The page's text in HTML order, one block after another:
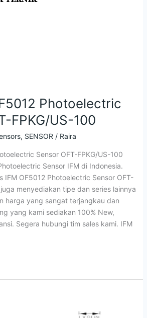
Photoelectric
FPKG/US-100
, SENSOR / Raira
Sensor OFT-FPKG/US-100
Sensor IFM di Indonesia.
IFM OF5012 Photoelectric Sensor OFT-
menyediakan tipe dan series lainnya
harga yang sangat terjangkau dan
yang kami sediakan 100% New,
Segera hubungi tim sales kami. IFM